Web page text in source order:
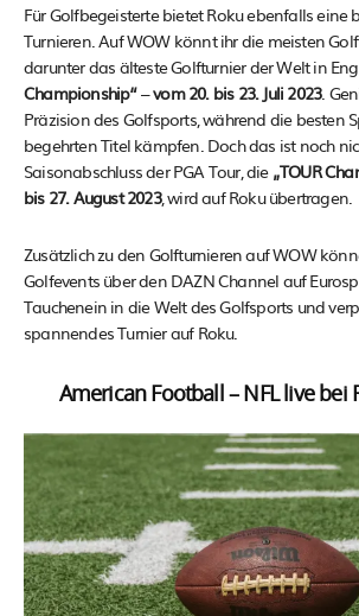
Für Golfbegeisterte bietet Roku ebenfalls eine
Turnieren. Auf WOW könnt ihr die meisten
darunter das älteste Golfturnier der Welt in
Championship“–vom 20. bis 23. Juli 2023.
Präzision des Golfsports, während die besten
begehrten Titel kämpfen. Doch das ist noch
Saisonabschluss der PGA Tour, die„TOUR
bis 27. August 2023, wird auf Roku übertragen.
Zusätzlich zu den Golfturnieren auf WOW
Golfevents über den DAZN Channel auf
Tauchenein in die Welt des Golfsports und
spannendes Turnier auf Roku.
American Football – NFL live bei